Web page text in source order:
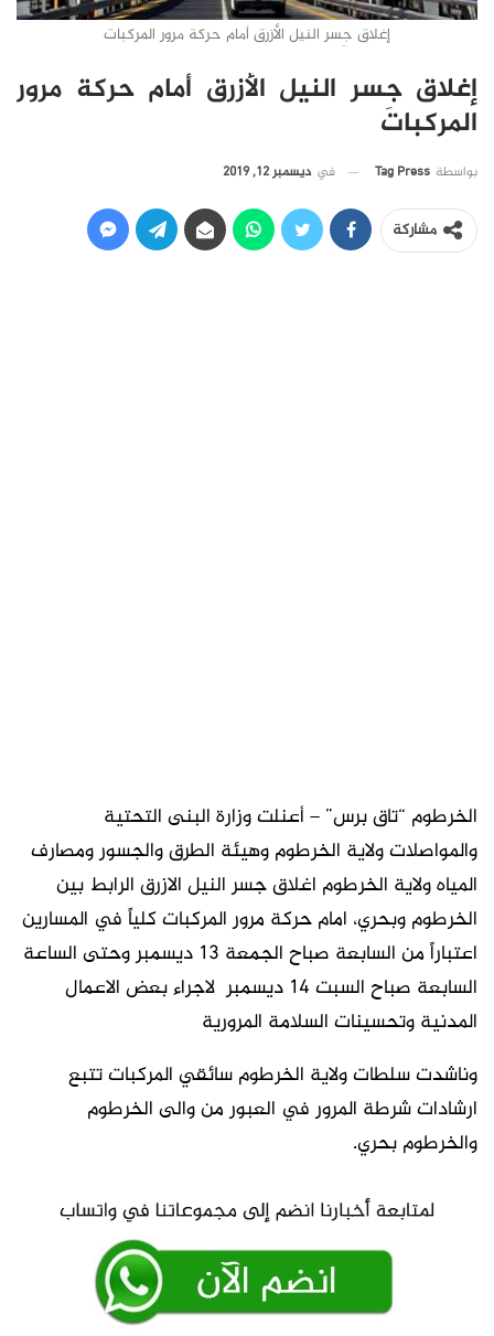
إغلاق جِسر النيل الأزرق أمام حركة مرور المركبات
إغلاق جِسر النيل الأزرق أمام حركة مرور
المركبات
بواسطة Tag Press في ديسمبر 12, 2019
مشاركة
الخرطوم “تاق برس” – أعنلت وزارة البنى التحتية
والمواصلات ولاية الخرطوم وهيئة الطرق والجسور ومصارف
المياه ولاية الخرطوم اغلاق جسر النيل الازرق الرابط بين
الخرطوم وبحري، امام حركة مرور المركبات كلياً في المسارين
اعتباراً من السابعة صباح الجمعة 13 ديسمبر وحتى الساعة
السابعة صباح السبت 14 ديسمبر لاجراء بعض الاعمال
المدنية وتحسينات السلامة المرورية
وناشدت سلطات ولاية الخرطوم سائقي المركبات تتبع
ارشادات شرطة المرور في العبور من والى الخرطوم
والخرطوم بحري.